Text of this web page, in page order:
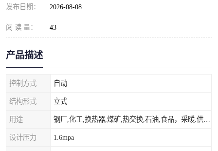
发布日期： 2026-08-08
阅 读 量： 43
产品描述
控制方式 自动
结构形式 立式
用途
设计压力 1.6mpa